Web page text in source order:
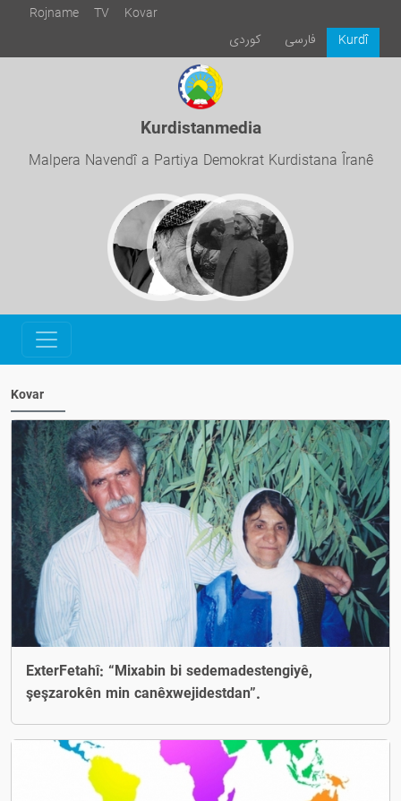
Rojname TV
Kovar
Kurdî
فارسی كوردی
Kurdistanmedia
Malpera Navendî a Partiya Demokrat Kurdistana Îranê
Kovar
ExterFetahî: “Mixabin bi sedemadestengiyê,
şeşzarokên min canêxwejidestdan”.